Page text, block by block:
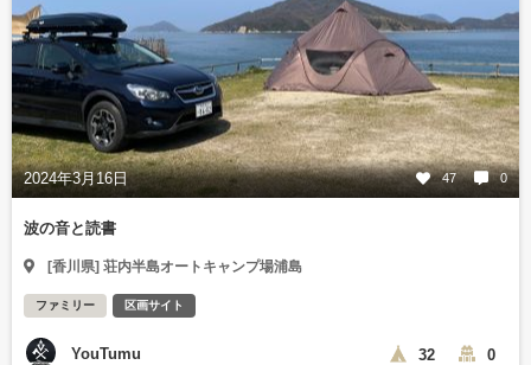
2024年3月16日 47 0
波の音と読書
[香川県] 荘内半島オートキャンプ場浦島
ファミリー 区画サイト
YouTumu 32 0